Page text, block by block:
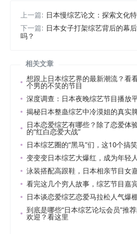
上一篇: 日本慢综艺论文：探索文化
下一篇: 日本女子打架综艺背后的幕
吗？
相关文章
想跟上日本综艺界的最新潮流？看
个男的不笑的节目
深度调查：日本夜晚综艺节目播放
揭秘日本整蛊综艺中冷漠姐的真实
日本恋爱综艺有哪些？除了恋爱体
的“红白恋爱大战”
日本综艺圈的“黑马”们，这10个搞
变变变日本综艺大爆红，成为年轻
泳装搭配高跟鞋，日本相亲节目女
看完这几个穷人故事，综艺节目嘉
日本谈恋爱综艺恋爱马拉松人气爆
到底是哪些“日本综艺论坛会员”推
欢迎？看这里